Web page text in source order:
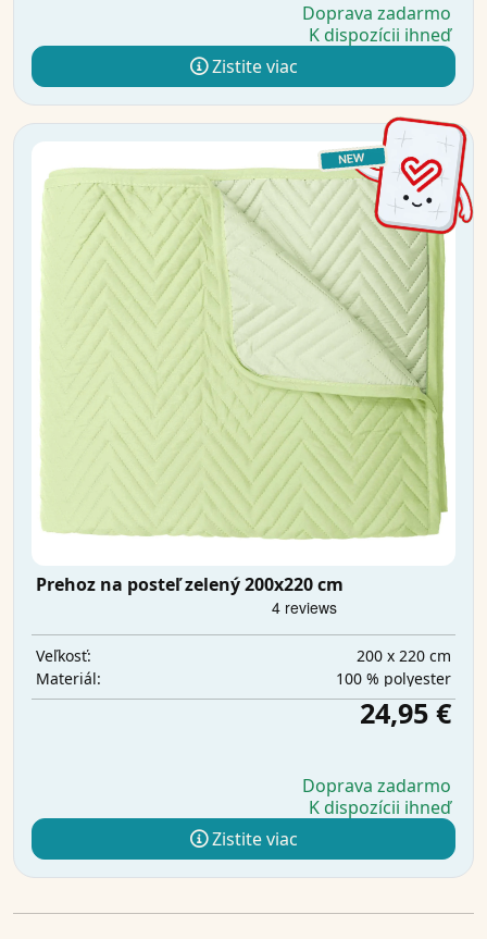
Doprava zadarmo
K dispozícii ihneď
Zistite viac
Prehoz na posteľ zelený 200x220 cm
Veľkosť:
200 x 220 cm
Materiál:
100 % polyester
24,95 €
Doprava zadarmo
K dispozícii ihneď
Zistite viac